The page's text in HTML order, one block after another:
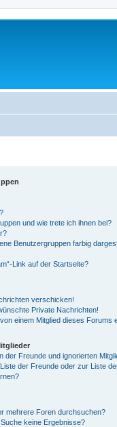
und wie trete ich ihnen bei?
Benutzergruppen farbig
Link auf der Startseite?
verschicken!
Private Nachrichten!
einem Mitglied dieses Forums
der Freunde und ignorierten
der Freunde oder zur Liste
mehrere Foren durchsuchen?
keine Ergebnisse?